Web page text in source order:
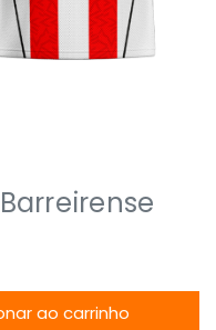
ao carrinho